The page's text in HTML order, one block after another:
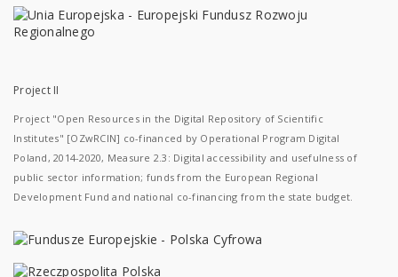
Project II
Project "Open Resources in the Digital Repository of Scientific
Institutes" [OZwRCIN] co-financed by Operational Program Digital
Poland, 2014-2020, Measure 2.3: Digital accessibility and usefulness of
public sector information; funds from the European Regional
Development Fund and national co-financing from the state budget.